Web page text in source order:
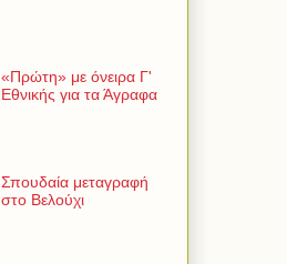
«Πρώτη» με όνειρα Γ'
Εθνικής για τα Άγραφα
Σπουδαία μεταγραφή
στο Βελούχι